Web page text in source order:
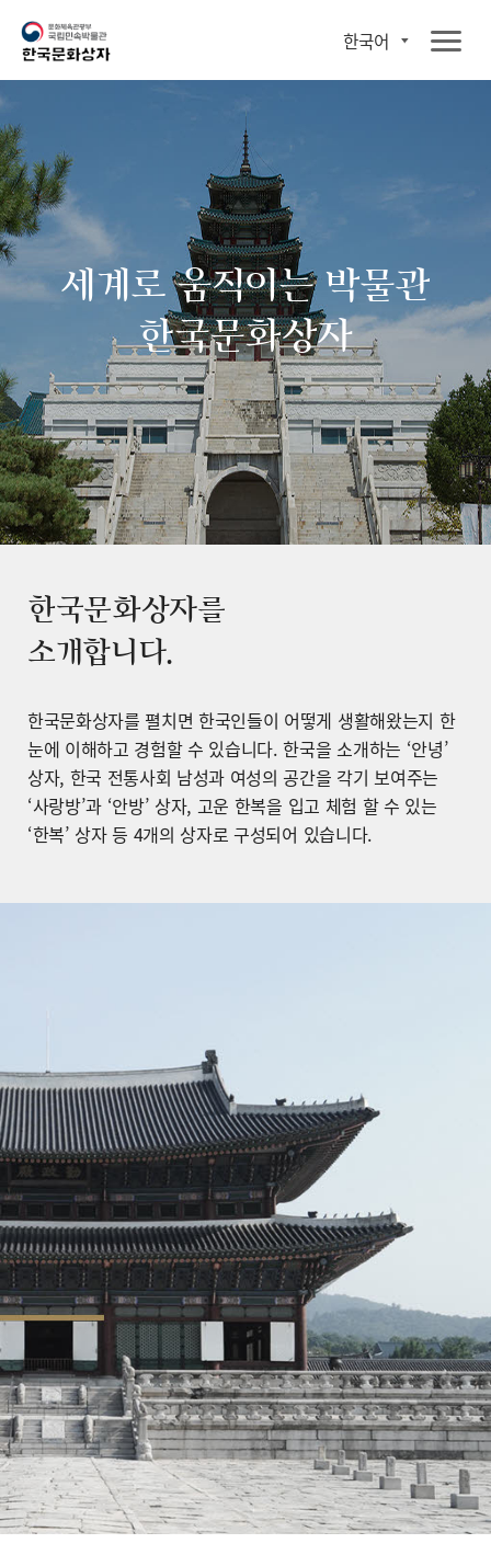
한국어
세계로 움직이는 박물관
한국문화상자
한국문화상자를
소개합니다.
한국문화상자를 펼치면 한국인들이 어떻게 생활해왔는지 한
눈에 이해하고 경험할 수 있습니다. 한국을 소개하는 ‘안녕’
상자, 한국 전통사회 남성과 여성의 공간을 각기 보여주는
‘사랑방’과 ‘안방’ 상자, 고운 한복을 입고 체험 할 수 있는
‘한복’ 상자 등 4개의 상자로 구성되어 있습니다.